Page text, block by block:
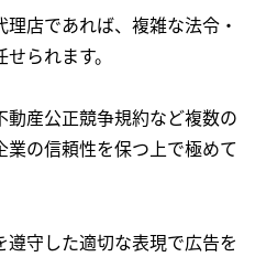
店であれば、複雑な法令・
られます。
産公正競争規約など複数の
の信頼性を保つ上で極めて
守した適切な表現で広告を